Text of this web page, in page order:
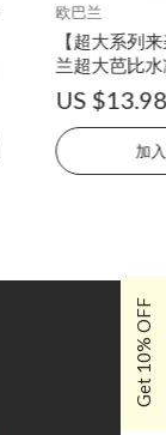
欧巴兰
【超大系列
兰超大芭比
镜半年抛2片
US
加
Get 10% OFF